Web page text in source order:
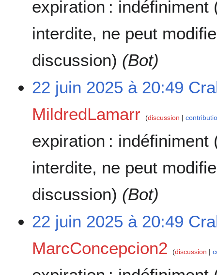
expiration : indéfiniment
interdite, ne peut
discussion) (Bot)
22 juin 2025 à 20:49
MildredLamarr
discussion
expiration : indéfiniment
interdite, ne peut
discussion) (Bot)
22 juin 2025 à 20:49
MarcConcepcion2
discussion